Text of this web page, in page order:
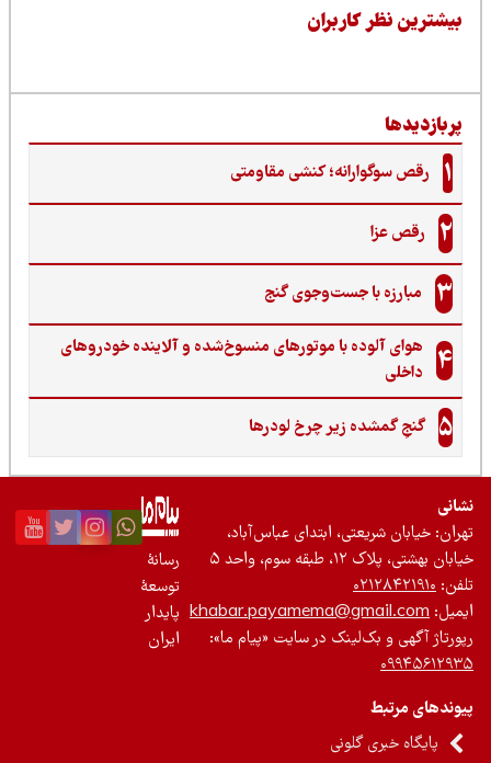
نظر کاربران
رقص سوگوارانه؛ کنشی مقاومتی
رقص عزا
مبارزه با جست‌وجوی گنج‌
هوای آلوده با موتورهای منسوخ‌شده و آلاینده خودروهای
داخلی
گنجِ گمشده زیر چرخ لودرها
خیابان شریعتی، ابتدای عباس‌آباد،
بهشتی، پلاک ۱۲، طبقه سوم، واحد ۵
۰۲۱۲۸۴۲۱۹۱۰
khabar.payamema@gmail.com
آگهی و بک‌لینک در سایت «پیام ما»:
مرتبط
پایگاه خبری گلونی
رسانۀ
توسعۀ
پایدار
ایران